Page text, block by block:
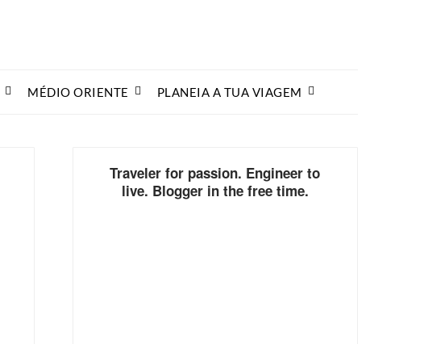
MÉDIO ORIENTE PLANEIA A TUA VIAGEM
Traveler for passion. Engineer to
live. Blogger in the free time.